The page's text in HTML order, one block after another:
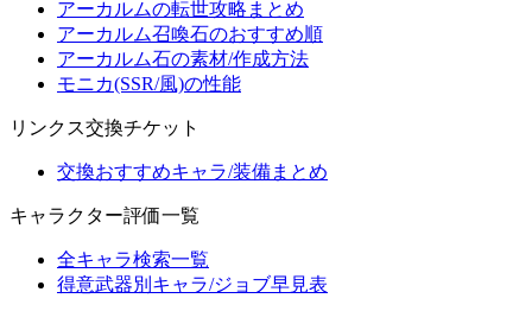
アーカルムの転世攻略まとめ
アーカルム召喚石のおすすめ順
アーカルム石の素材/作成方法
モニカ(SSR/風)の性能
リンクス交換チケット
交換おすすめキャラ/装備まとめ
キャラクター評価一覧
全キャラ検索一覧
得意武器別キャラ/ジョブ早見表